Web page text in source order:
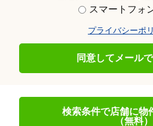
スマートフォ
プライバシーポ
同意してメール
検索条件で店舗に物
（無料）